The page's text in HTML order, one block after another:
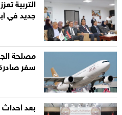
التربية
جديد في
سفر صادرة
بعد